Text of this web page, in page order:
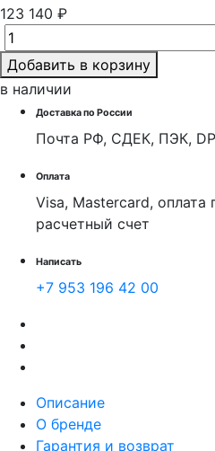
123 140 ₽
Добавить в корзину
в наличии
Доставка по России
Почта РФ, СДЕК, ПЭК,
Оплата
Visa, Mastercard, оплата
расчетный счет
Написать
+7 953 196 42 00
Описание
О бренде
Гарантия и возврат